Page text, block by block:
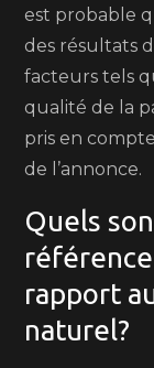
est probable
des résultats
facteurs tels
qualité de la
pris en
de l’annonce.
Quels
rapport
naturel?